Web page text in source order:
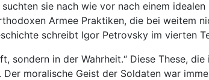
sie nach wie vor nach einem
Armee Praktiken, die bei weitem
schreibt Igor Petrovsky im vierten
sondern in der Wahrheit.“ Diese These,
Der moralische Geist der Soldaten war